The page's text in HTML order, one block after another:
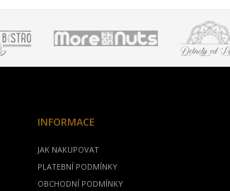
INFORMACE
JAK NAKUPOVAT
PLATEBNÍ PODMÍNKY
OBCHODNÍ PODMÍNKY